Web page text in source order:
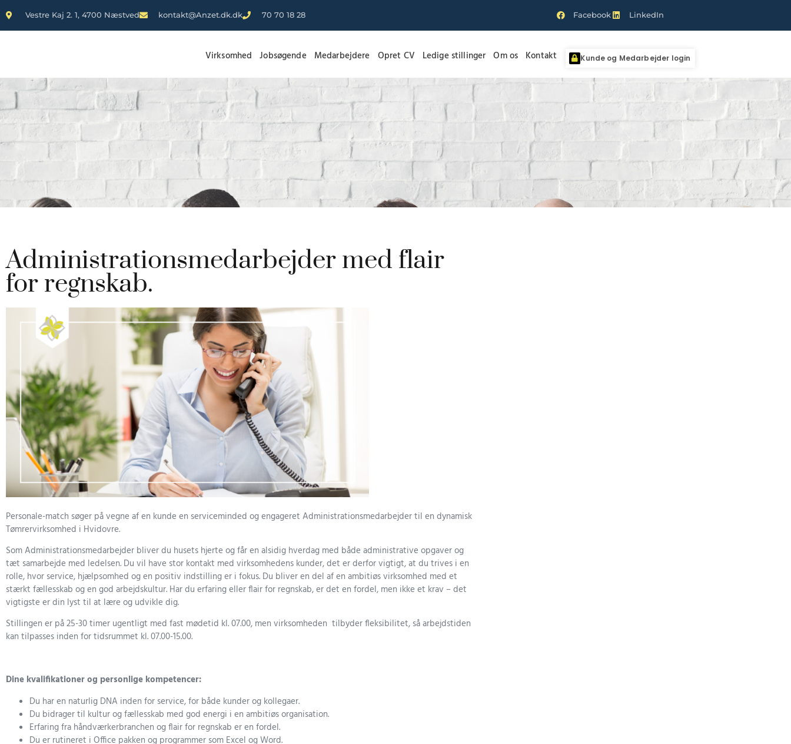
Vestre Kaj 2. 1, 4700 Næstved kontakt@Anzet.dk.dk 70 70 18 28 Facebook LinkedIn
Virksomhed Jobsøgende Medarbejdere Opret CV Ledige stillinger Om os Kontakt Kunde og Medarbejder login
Administrationsmedarbejder med flair
for regnskab.
Personale-match søger på vegne af en kunde en serviceminded og engageret Administrationsmedarbejder til en dynamisk
Tømrervirksomhed i Hvidovre.
Som Administrationsmedarbejder bliver du husets hjerte og får en alsidig hverdag med både administrative opgaver og
tæt samarbejde med ledelsen. Du vil have stor kontakt med virksomhedens kunder, det er derfor vigtigt, at du trives i en
rolle, hvor service, hjælpsomhed og en positiv indstilling er i fokus. Du bliver en del af en ambitiøs virksomhed med et
stærkt fællesskab og en god arbejdskultur. Har du erfaring eller flair for regnskab, er det en fordel, men ikke et krav – det
vigtigste er din lyst til at lære og udvikle dig.
Stillingen er på 25-30 timer ugentligt med fast mødetid kl. 07.00, men virksomheden tilbyder fleksibilitet, så arbejdstiden
kan tilpasses inden for tidsrummet kl. 07.00-15.00.
Dine kvalifikationer og personlige kompetencer:
Du har en naturlig DNA inden for service, for både kunder og kollegaer.
Du bidrager til kultur og fællesskab med god energi i en ambitiøs organisation.
Erfaring fra håndværkerbranchen og flair for regnskab er en fordel.
Du er rutineret i Office pakken og programmer som Excel og Word.